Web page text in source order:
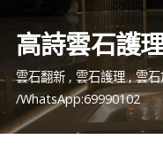
要
容
高詩雲石護
雲石翻新 , 雲石護理 , 雲
/WhatsApp:69990102